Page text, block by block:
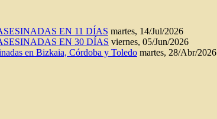
EN 11 DÍAS martes, 14/Jul/2026
EN 30 DÍAS viernes, 05/Jun/2026
en Bizkaia, Córdoba y Toledo martes, 28/Abr/2026